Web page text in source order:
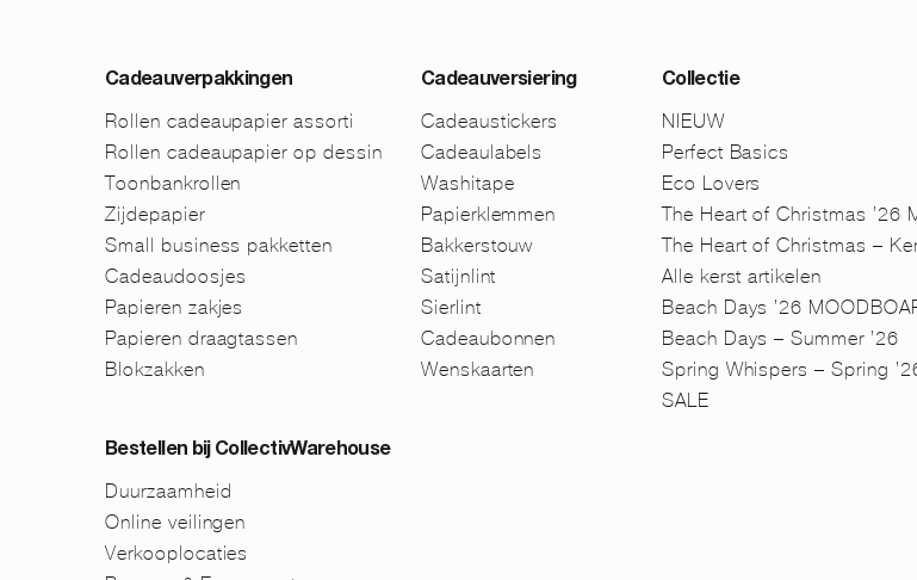
Cadeauverpakkingen
Rollen cadeaupapier assorti
Rollen cadeaupapier op dessin
Toonbankrollen
Zijdepapier
Small business pakketten
Cadeaudoosjes
Papieren zakjes
Papieren draagtassen
Blokzakken
Cadeauversiering
Cadeaustickers
Cadeaulabels
Washitape
Papierklemmen
Bakkerstouw
Satijnlint
Sierlint
Cadeaubonnen
Wenskaarten
Collectie
NIEUW
Perfect Basics
Eco Lovers
The Heart of Christmas ’26
The Heart of Christmas –
Alle kerst artikelen
Beach Days ’26
Beach Days – Summer ’26
Spring Whispers – Spring
SALE
Bestellen bij CollectivWarehouse
Duurzaamheid
Online veilingen
Verkooplocaties